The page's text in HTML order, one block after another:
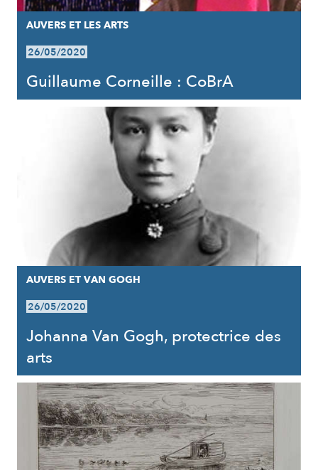
AUVERS ET LES ARTS
26/05/2020
Guillaume Corneille : CoBrA
AUVERS ET VAN GOGH
26/05/2020
Johanna Van Gogh, protectrice des
arts